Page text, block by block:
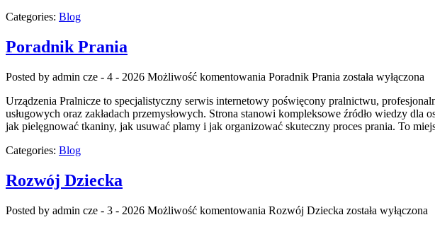
Categories: Blog
Poradnik Prania
Posted by admin cze - 4 - 2026 Możliwość komentowania Poradnik Prania została wyłączona
Urządzenia Pralnicze to specjalistyczny serwis internetowy poświęcony pralnictwu,
usługowych oraz zakładach przemysłowych. Strona stanowi kompleksowe źródło wiedzy
jak pielęgnować tkaniny, jak usuwać plamy i jak organizować skuteczny proces prania. To
Categories: Blog
Rozwój Dziecka
Posted by admin cze - 3 - 2026 Możliwość komentowania Rozwój Dziecka została wyłączona